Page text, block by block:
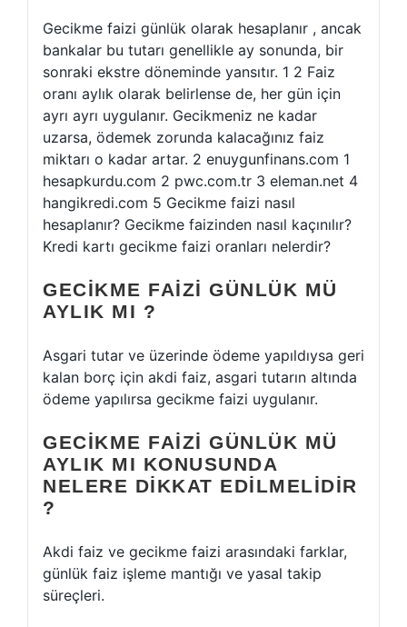
Gecikme faizi günlük olarak hesaplanır , ancak
bankalar bu tutarı genellikle ay sonunda, bir
sonraki ekstre döneminde yansıtır. 1 2 Faiz
oranı aylık olarak belirlense de, her gün için
ayrı ayrı uygulanır. Gecikmeniz ne kadar
uzarsa, ödemek zorunda kalacağınız faiz
miktarı o kadar artar. 2 enuygunfinans.com 1
hesapkurdu.com 2 pwc.com.tr 3 eleman.net 4
hangikredi.com 5 Gecikme faizi nasıl
hesaplanır? Gecikme faizinden nasıl kaçınılır?
Kredi kartı gecikme faizi oranları nelerdir?
GECIKME FAIZI GÜNLÜK MÜ
AYLIK MI ?
Asgari tutar ve üzerinde ödeme yapıldıysa geri
kalan borç için akdi faiz, asgari tutarın altında
ödeme yapılırsa gecikme faizi uygulanır.
GECIKME FAIZI GÜNLÜK MÜ
AYLIK MI KONUSUNDA
NELERE DIKKAT EDILMELIDIR
?
Akdi faiz ve gecikme faizi arasındaki farklar,
günlük faiz işleme mantığı ve yasal takip
süreçleri.